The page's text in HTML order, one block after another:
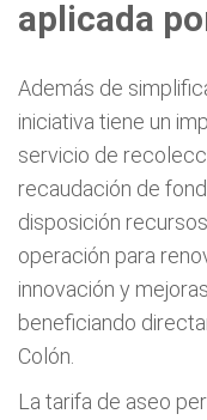
aplicada
Además de
iniciativa tiene un
servicio de
recaudación de
disposición
operación para
innovación y
beneficiando
Colón.
La tarifa de aseo